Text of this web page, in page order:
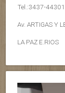
Tel.:3437-
Av. ARTIGAS Y
LA PAZ E.RIOS
Reproductor